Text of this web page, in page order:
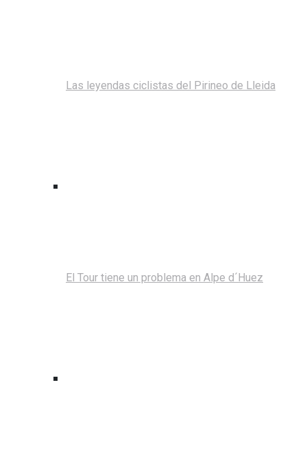
Las leyendas ciclistas del Pirineo de Lleida
El Tour tiene un problema en Alpe d´Huez